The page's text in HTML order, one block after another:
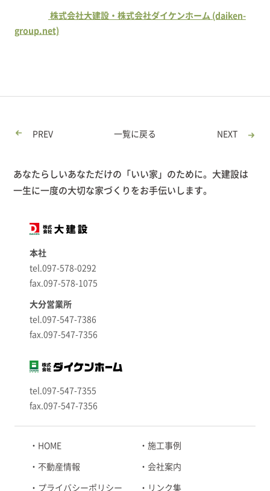
株式会社大建設・株式会社ダイケンホーム (daiken-
group.net)
PREV 一覧に戻る NEXT
あなたらしいあなただけの「いい家」のために。大建設は
一生に一度の大切な家づくりをお手伝いします。
本社
tel.097-578-0292
fax.097-578-1075
大分営業所
tel.097-547-7386
fax.097-547-7356
tel.097-547-7355
fax.097-547-7356
HOME 施工事例
不動産情報 会社案内
プライバシーポリシー リンク集